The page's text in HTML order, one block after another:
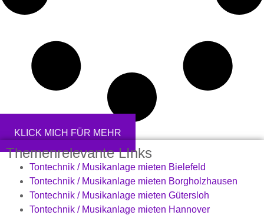
KLICK MICH FÜR MEHR
Themenrelevante LInks
Tontechnik / Musikanlage mieten Bielefeld
Tontechnik / Musikanlage mieten Borgholzhausen
Tontechnik / Musikanlage mieten Gütersloh
Tontechnik / Musikanlage mieten Hannover